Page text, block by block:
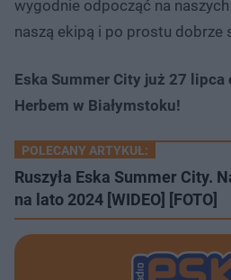
wygodnie odpocząć na
naszą ekipą i po prostu dobrze
Eska Summer City już 27
Herbem w Białymstoku!
POLECANY ARTYKUŁ:
Ruszyła Eska Summer City.
na lato 2024 [WIDEO] [FOTO]